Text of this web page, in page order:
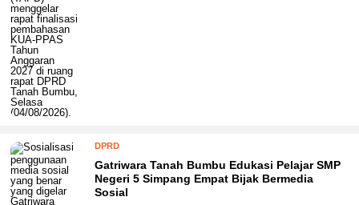
DPRD
Gatriwara Tanah Bumbu Edukasi Pelajar SMP
Negeri 5 Simpang Empat Bijak Bermedia
Sosial